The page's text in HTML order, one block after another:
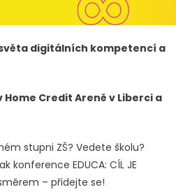
digitálních kompetencí a
Home Credit Areně v Liberci a
stupni ZŠ? Vedete školu?
konference EDUCA: CÍL JE
– přidejte se!